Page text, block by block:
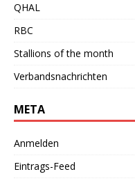
QHAL
RBC
Stallions of the month
Verbandsnachrichten
META
Anmelden
Eintrags-Feed